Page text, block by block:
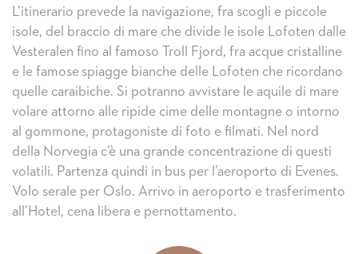
L’itinerario prevede la navigazione, fra scogli e piccole
isole, del braccio di mare che divide le isole Lofoten dalle
Vesteralen fino al famoso Troll Fjord, fra acque cristalline
e le famose spiagge bianche delle Lofoten che ricordano
quelle caraibiche. Si potranno avvistare le aquile di mare
volare attorno alle ripide cime delle montagne o intorno
al gommone, protagoniste di foto e filmati. Nel nord
della Norvegia c’è una grande concentrazione di questi
volatili. Partenza quindi in bus per l’aeroporto di Evenes.
Volo serale per Oslo. Arrivo in aeroporto e trasferimento
all’Hotel, cena libera e pernottamento.